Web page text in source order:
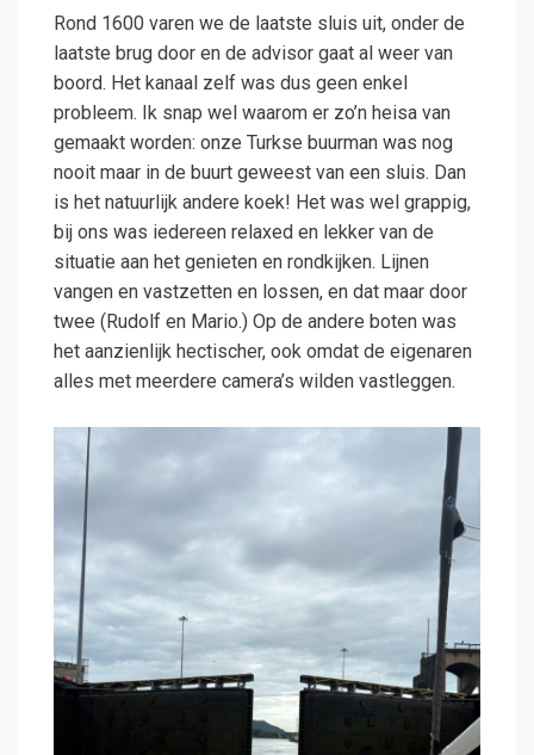
Rond 1600 varen we de laatste sluis uit, onder de
laatste brug door en de advisor gaat al weer van
boord. Het kanaal zelf was dus geen enkel
probleem. Ik snap wel waarom er zo’n heisa van
gemaakt worden: onze Turkse buurman was nog
nooit maar in de buurt geweest van een sluis. Dan
is het natuurlijk andere koek! Het was wel grappig,
bij ons was iedereen relaxed en lekker van de
situatie aan het genieten en rondkijken. Lijnen
vangen en vastzetten en lossen, en dat maar door
twee (Rudolf en Mario.) Op de andere boten was
het aanzienlijk hectischer, ook omdat de eigenaren
alles met meerdere camera’s wilden vastleggen.